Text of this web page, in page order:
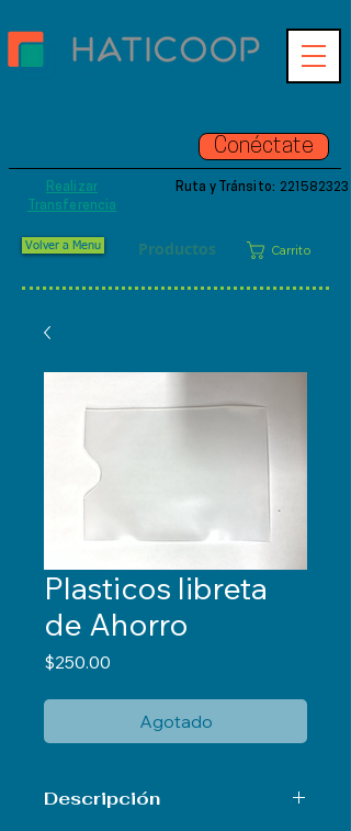
Conéctate
Realizar
Transferencia
Ruta y Tránsito: 221582323
Volver a Menu Productos Carrito
Plasticos libreta
de Ahorro
$250.00
Agotado
Descripción